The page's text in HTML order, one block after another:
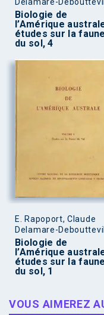
Biologie de
l’Amérique
études sur la faune
du sol, 4
E. Rapoport, Claude
Delamare-
Biologie de
l’Amérique
études sur la faune
du sol, 1
VOUS AIMEREZ